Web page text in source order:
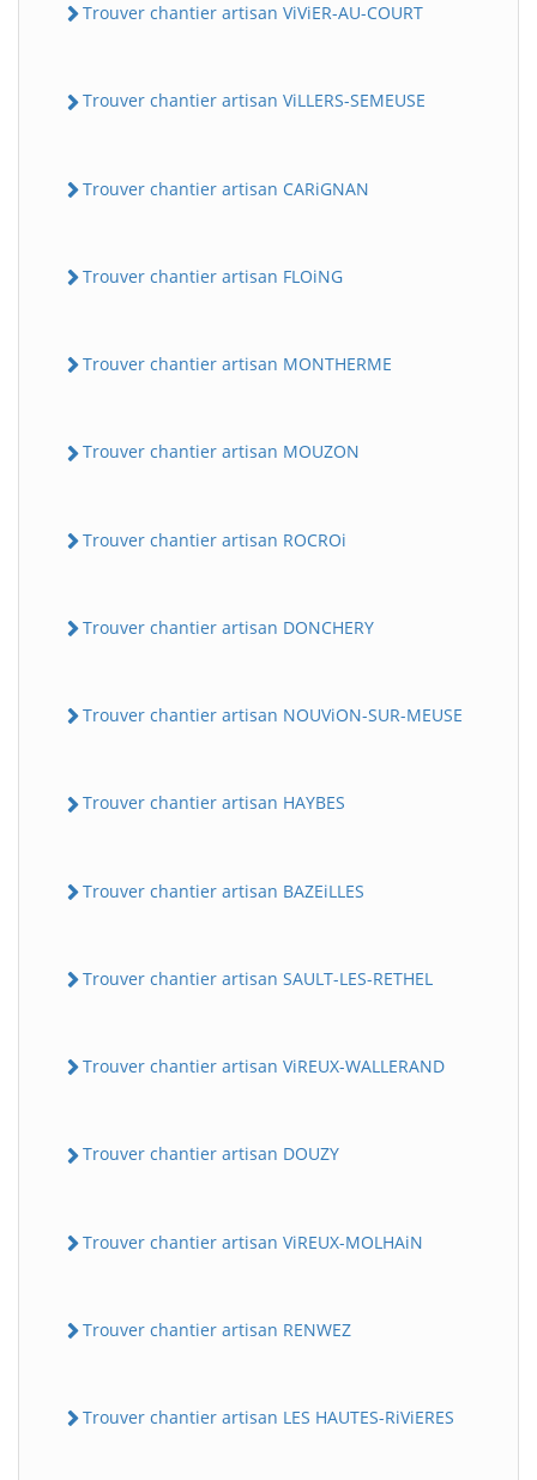
Trouver chantier artisan ViViER-AU-COURT
Trouver chantier artisan ViLLERS-SEMEUSE
Trouver chantier artisan CARiGNAN
Trouver chantier artisan FLOiNG
Trouver chantier artisan MONTHERME
Trouver chantier artisan MOUZON
Trouver chantier artisan ROCROi
Trouver chantier artisan DONCHERY
Trouver chantier artisan NOUViON-SUR-MEUSE
Trouver chantier artisan HAYBES
Trouver chantier artisan BAZEiLLES
Trouver chantier artisan SAULT-LES-RETHEL
Trouver chantier artisan ViREUX-WALLERAND
Trouver chantier artisan DOUZY
Trouver chantier artisan ViREUX-MOLHAiN
Trouver chantier artisan RENWEZ
Trouver chantier artisan LES HAUTES-RiViERES